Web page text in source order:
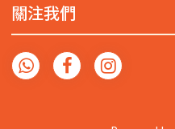
關注我們